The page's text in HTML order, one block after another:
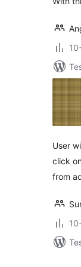
User
click
from